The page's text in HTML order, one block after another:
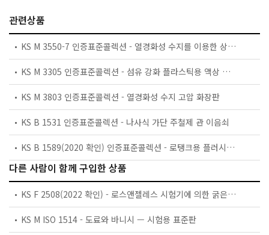
관련상품
KS M 3550-7 인증표준콜렉션 - 열경화성 수지를 이용한 상수도관 시설용 현장 경화 비굴착 보수 튜브
KS M 3305 인증표준콜렉션 - 섬유 강화 플라스틱용 액상 불포화 폴리에스테르 수지
KS M 3803 인증표준콜렉션 - 열경화성 수지 고압 화장판
KS B 1531 인증표준콜렉션 - 나사식 가단 주철제 관 이음쇠
KS B 1589(2020 확인) 인증표준콜렉션 - 로탱크용 플러시 밸브(사이펀)
다른 사람이 함께 구입한 상품
KS F 2508(2022 확인) - 로스앤젤레스 시험기에 의한 굵은 골재의 마모 시험 방법
KS M ISO 1514 - 도료와 바니시 — 시험용 표준판